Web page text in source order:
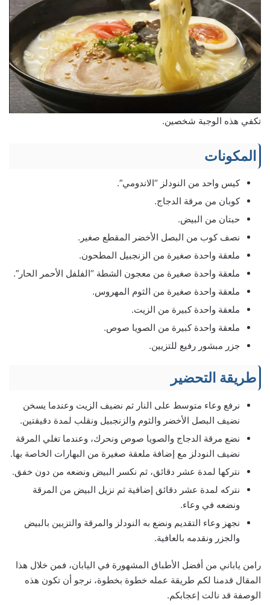
تكفي هذه الوجبة شخصين.
المكونات
كيس واحد من النودلز “الاندومي”.
كوبان من مرقة الدجاج.
حبتان من البيض.
نصف كوب من البصل الأخضر المقطع صغير.
ملعقة واحدة صغيرة من الزنجبيل المطحون.
ملعقة واحدة صغيرة من معجون الشطة “الفلفل الأحمر الحار”.
ملعقة واحدة صغيرة من الثوم المهروس.
ملعقة واحدة كبيرة من الزيت.
ملعقة واحدة كبيرة من الصويا صوص.
جزر مبشور رفيع للتزيين.
طريقة التحضير
نرفع وعاء متوسط على النار ثم نضيف الزيت وعندما يسخن
نضيف البصل الأخضر والثوم والزنجبيل ونقلب لمدة دقيقتين.
نضع مرقة الدجاج والصويا صوص ونحرك، وعندما تغلي المرقة
نضيف النودلز مع إضافة ملعقة صغيرة من البهارات الخاصة بها.
نتركها لمدة عشر دقائق، ثم نكسر البيض ونضعه من دون خفق.
نتركه لمدة عشر دقائق إضافية ثم نزيل البيض من المرقة
ونضعه في وعاء.
نجهز وعاء التقديم ونضع به النودلز والمرقة والتزيين بالبيض
والجزر ونقدمه بالعافية.
رامن ياباني من أفضل الأطباق المشهورة في اليابان، فمن خلال هذا
المقال قدمنا لكم طريقة عمله خطوة بخطوة، نرجو أن تكون هذه
الوصفة قد نالت إعجابكم.